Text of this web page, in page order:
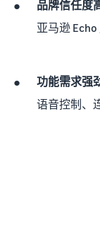
•
品牌信任度
亚马逊 Echo
•
功能需求强
语音控制、